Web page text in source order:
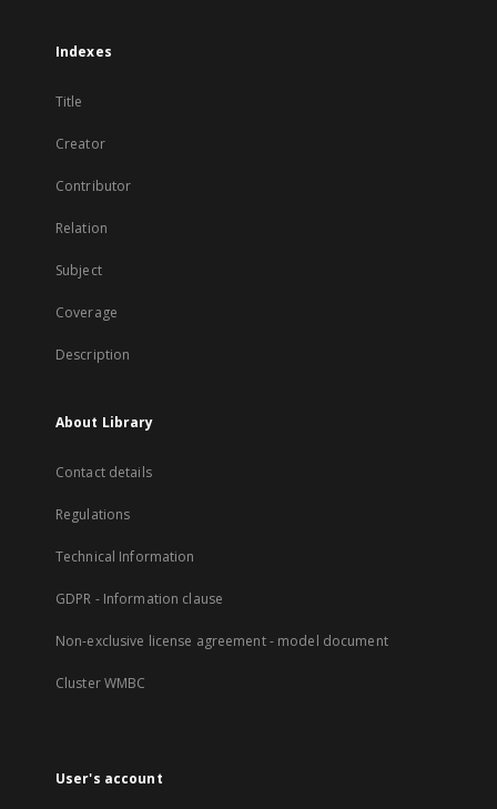
Indexes
Title
Creator
Contributor
Relation
Subject
Coverage
Description
About Library
Contact details
Regulations
Technical Information
GDPR - Information clause
Non-exclusive license agreement - model document
Cluster WMBC
User's account